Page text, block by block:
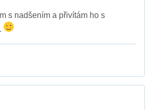
s nadšením a přivítám ho s